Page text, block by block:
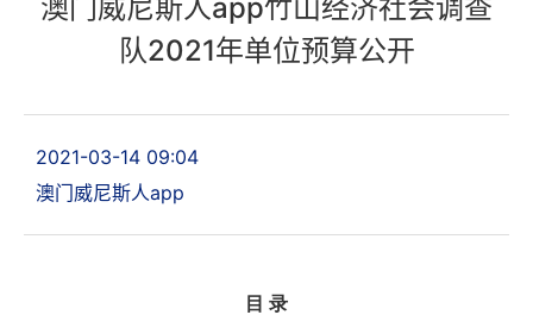
澳门威尼斯人app竹山经济社会调查
队2021年单位预算公开
2021-03-14 09:04
澳门威尼斯人app
目 录